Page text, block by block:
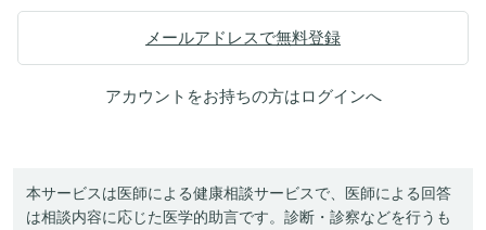
メールアドレスで無料登録
アカウントをお持ちの方はログインへ
本サービスは医師による健康相談サービスで、医師による回答
は相談内容に応じた医学的助言です。診断・診察などを行うも